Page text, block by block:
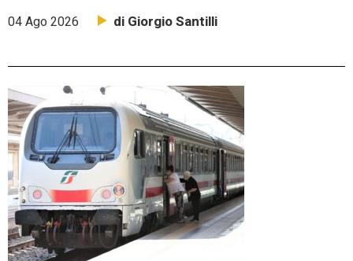
04 Ago 2026 di Giorgio Santilli